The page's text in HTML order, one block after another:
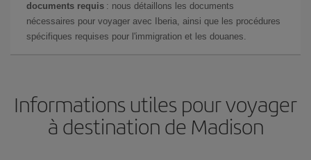
documents requis : nous détaillons les documents
nécessaires pour voyager avec Iberia, ainsi que les procédures
spécifiques requises pour l'immigration et les douanes.
Informations utiles pour voyager
à destination de Madison